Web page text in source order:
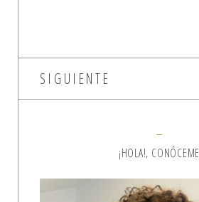
SIGUIENTE
¡HOLA!, CONÓCEME